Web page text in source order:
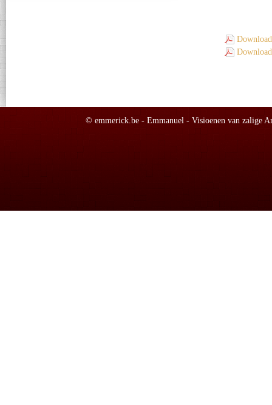
© emmerick.be - Emmanuel - Visioenen van zalige